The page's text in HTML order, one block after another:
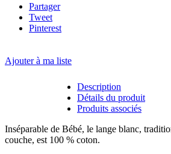
Partager
Tweet
Pinterest
Ajouter à ma liste
Description
Détails du produit
Produits associés
Inséparable de Bébé, le lange blanc,
couche, est 100 % coton.